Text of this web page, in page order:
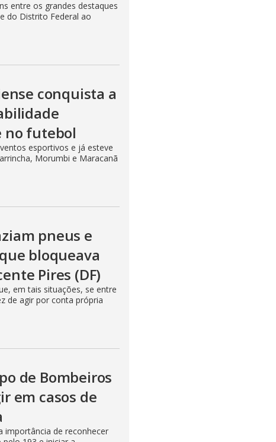
entre os grandes destaques
do Distrito Federal ao
conquista a
no futebol
esportivos e já esteve
Morumbi e Maracanã
pneus e
bloqueava
Pires (DF)
em tais situações, se entre
de agir por conta própria
de Bombeiros
em casos de
importância de reconhecer